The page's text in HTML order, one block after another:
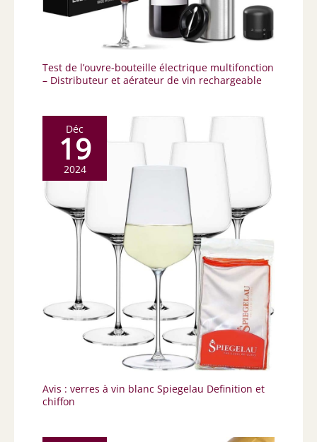
Test de l’ouvre-bouteille électrique multifonction
– Distributeur et aérateur de vin rechargeable
Déc
19
2024
Avis : verres à vin blanc Spiegelau Definition et
chiffon